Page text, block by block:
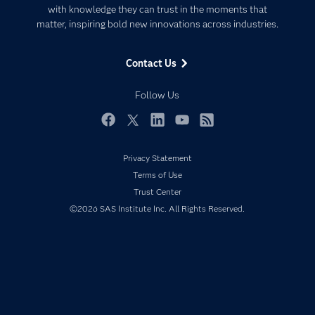
with knowledge they can trust in the moments that
matter, inspiring bold new innovations across industries.
Contact Us
Follow Us
Communities
Company
Developers
Documentation
Events
My SAS
Newsroom
Products
Data Management
Privacy Statement
Terms of Use
Trust Center
©2026 SAS Institute Inc. All Rights Reserved.